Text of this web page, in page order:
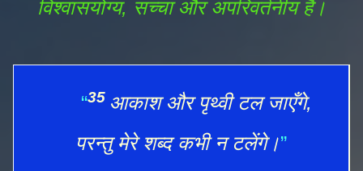
विश्वासयोग्य, सच्चा और अपरिवर्तनीय है।
“35 आकाश और पृथ्वी टल जाएँगे,
परन्तु मेरे शब्द कभी न टलेंगे।”